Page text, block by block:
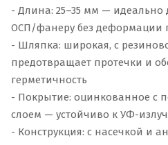
- Длина: 25–35 мм —
ОСП/фанеру без деформации
- Шляпка: широкая, с
предотвращает протечки и
герметичность
- Покрытие: оцинкованное с
слоем — устойчиво к УФ-
- Конструкция: с насечкой и